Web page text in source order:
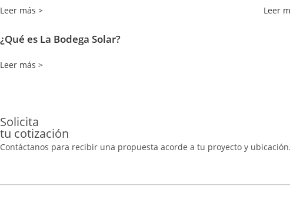
Leer más > Leer
¿Qué es La Bodega Solar?
Leer más >
Solicita
tu cotización
Contáctanos para recibir una propuesta acorde a tu proyecto y